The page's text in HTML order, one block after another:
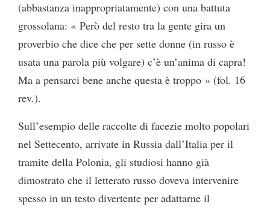
(abbastanza inappropriatamente) con una battuta
grossolana: « Però del resto tra la gente gira un
proverbio che dice che per sette donne (in russo è
usata una parola più volgare) c’è un’anima di capra!
Ma a pensarci bene anche questa è troppo » (fol. 16
rev.).
Sull’esempio delle raccolte di facezie molto popolari
nel Settecento, arrivate in Russia dall’Italia per il
tramite della Polonia, gli studiosi hanno già
dimostrato che il letterato russo doveva intervenire
spesso in un testo divertente per adattarne il